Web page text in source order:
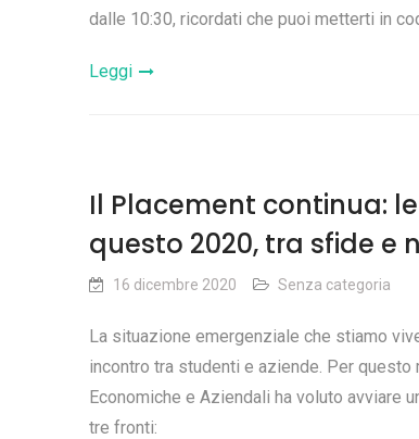
dalle 10:30, ricordati che puoi metterti in
Leggi
Il Placement continua:
questo 2020, tra sfide e
16 dicembre 2020 Senza categoria
La situazione emergenziale che stiamo
incontro tra studenti e aziende. Per
Economiche e Aziendali ha voluto avviare
tre fronti: